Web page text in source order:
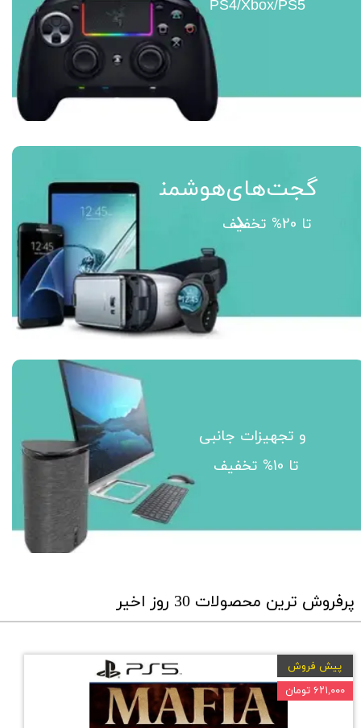
PS4/Xbox/PS5
گجت‌های‌هوشمن
د
تا 20% تخفیف
و تجهیزات جانبی
تا 10% تخفیف
پرفروش ترین محصولات 30 روز اخیر
پیش فروش
۶۲۱,۰۰۰ تومان